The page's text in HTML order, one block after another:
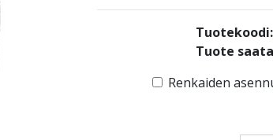
Tuotekoodi:
Tuote
Renkaiden